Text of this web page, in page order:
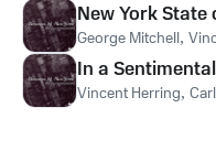
New York State
George Mitchell,
In a
Vincent Herring,